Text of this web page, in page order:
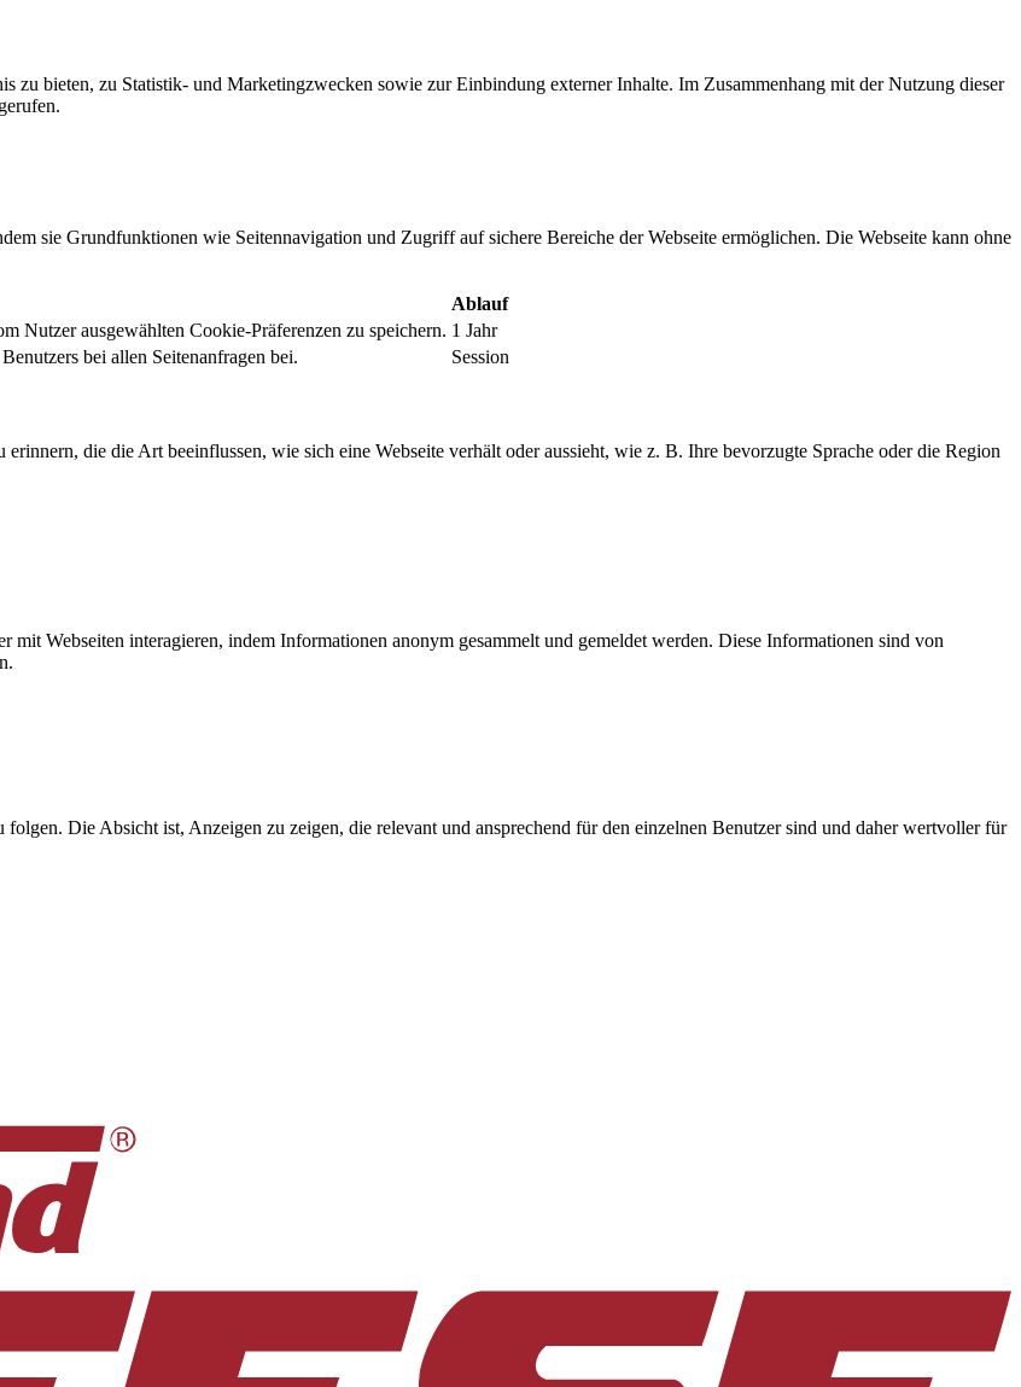
zu bieten, zu Statistik- und Marketingzwecken sowie zur Einbindung externer Inhalte. Im Zusammenhang mit der Nutzung dieser
sie Grundfunktionen wie Seitennavigation und Zugriff auf sichere Bereiche der Webseite ermöglichen. Die Webseite kann ohne
Ablauf
Nutzer ausgewählten Cookie-Präferenzen zu speichern. 1 Jahr
bei allen Seitenanfragen bei. Session
die die Art beeinflussen, wie sich eine Webseite verhält oder aussieht, wie z. B. Ihre bevorzugte Sprache oder die Region
mit Webseiten interagieren, indem Informationen anonym gesammelt und gemeldet werden. Diese Informationen sind von
Die Absicht ist, Anzeigen zu zeigen, die relevant und ansprechend für den einzelnen Benutzer sind und daher wertvoller für